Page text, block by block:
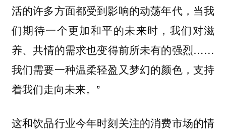
活的许多方面都受到影响的动荡年代，当我
们期待一个更加和平的未来时，我们对滋
养、共情的需求也变得前所未有的强烈……
我们需要一种温柔轻盈又梦幻的颜色，支持
着我们走向未来。”
这和饮品行业今年时刻关注的消费市场的情